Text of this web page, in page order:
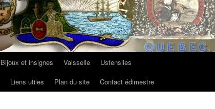
Bijoux et insignes Vaisselle
Ustensiles
Liens utiles Plan du site Contact édimestre